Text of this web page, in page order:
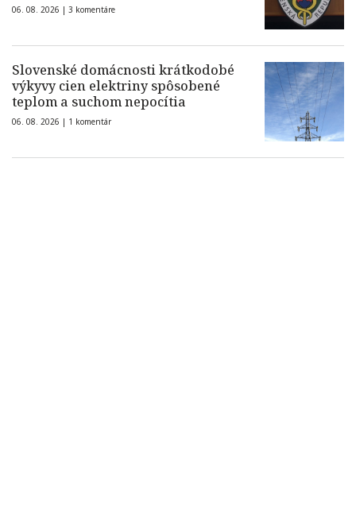
06. 08. 2026 | 3 komentáre
Slovenské domácnosti krátkodobé
výkyvy cien elektriny spôsobené
teplom a suchom nepocítia
06. 08. 2026 | 1 komentár